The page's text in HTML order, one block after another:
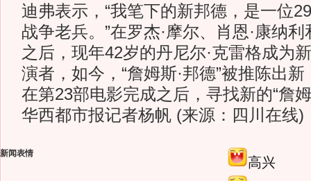
迪弗表示，“我笔下的新邦德，是一位
战争老兵。”在罗杰·摩尔、肖恩·康纳
之后，现年42岁的丹尼尔·克雷格成为
演者，如今，“詹姆斯·邦德”被推陈出
在第23部电影完成之后，寻找新的“詹
华西都市报记者杨帆 (来源：四川在线)
新闻表情
高兴